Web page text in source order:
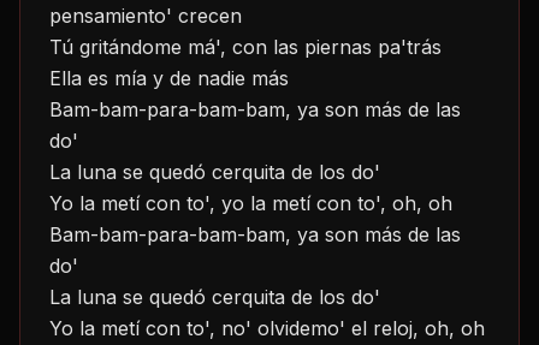
pensamiento' crecen
Tú gritándome má', con las piernas pa'trás
Ella es mía y de nadie más
Bam-bam-para-bam-bam, ya son más de las
do'
La luna se quedó cerquita de los do'
Yo la metí con to', yo la metí con to', oh, oh
Bam-bam-para-bam-bam, ya son más de las
do'
La luna se quedó cerquita de los do'
Yo la metí con to', no' olvidemo' el reloj, oh, oh